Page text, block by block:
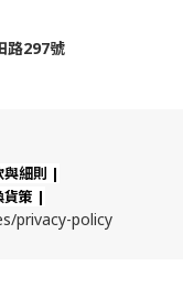
路297號
細則 |
策 |
privacy-policy